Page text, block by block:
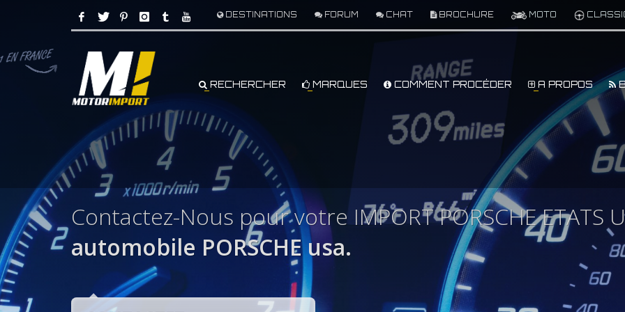
DESTINATIONS FORUM CHAT BROCHURE MOTO
RECHERCHER MARQUES COMMENT PROCÉDER A PROPOS
Contactez-Nous pour votre IMPORT PORSCHE ETATS
automobile PORSCHE usa.